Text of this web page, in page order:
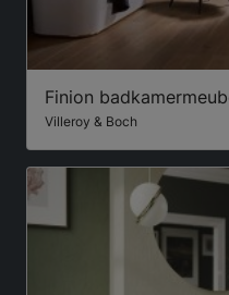
Finion
Villeroy & Boch